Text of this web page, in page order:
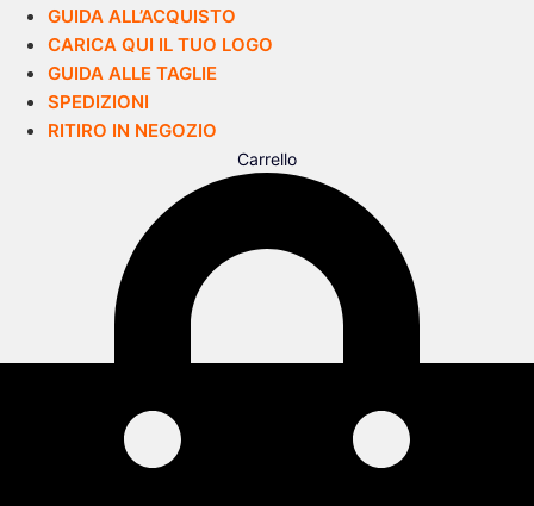
GUIDA ALL’ACQUISTO
CARICA QUI IL TUO LOGO
GUIDA ALLE TAGLIE
SPEDIZIONI
RITIRO IN NEGOZIO
Carrello